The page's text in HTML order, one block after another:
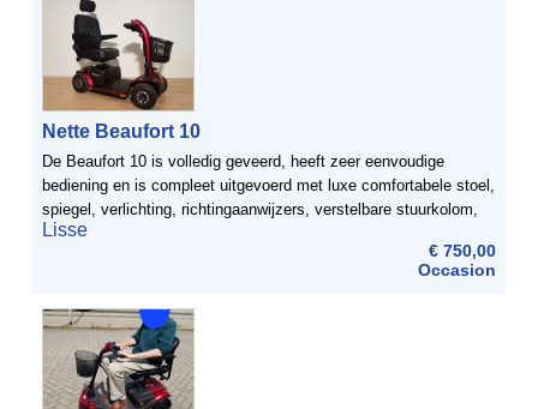
Nette Beaufort 10
De Beaufort 10 is volledig geveerd, heeft zeer eenvoudige
bediening en is compleet uitgevoerd met luxe comfortabele stoel,
spiegel, verlichting, richtingaanwijzers, verstelbare stuurkolom,
boodschappenmand etc. Door zijn korte draaicirkel ...
Lisse
€ 750,00
Occasion